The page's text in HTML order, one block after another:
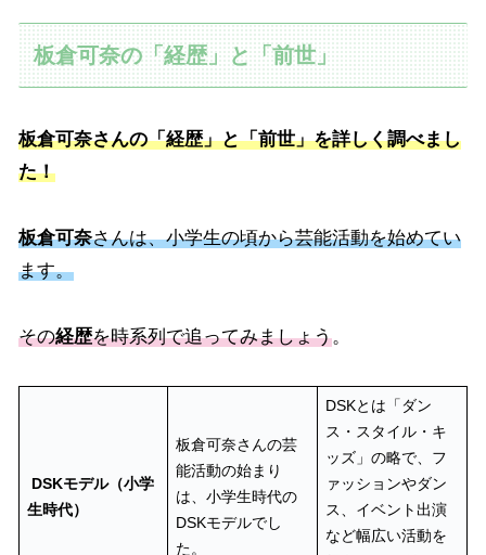
板倉可奈の「経歴」と「前世」
板倉可奈さんの「経歴」と「前世」を詳しく調べまし
た！
板倉可奈さんは、小学生の頃から芸能活動を始めてい
ます。
その経歴を時系列で追ってみましょう。
DSKモデル（小学
生時代）
板倉可奈さんの芸
能活動の始まり
は、小学生時代の
DSKモデルでし
た。
DSKとは「ダン
ス・スタイル・キ
ッズ」の略で、フ
ァッションやダン
ス、イベント出演
など幅広い活動を